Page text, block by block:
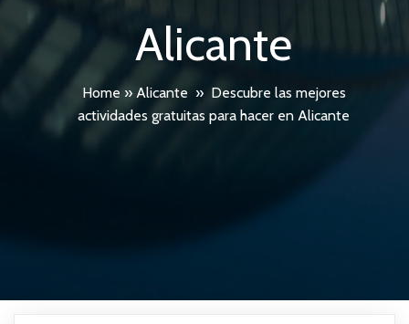
Alicante
Home» Alicante » Descubre las mejores
actividades gratuitas para hacer en Alicante